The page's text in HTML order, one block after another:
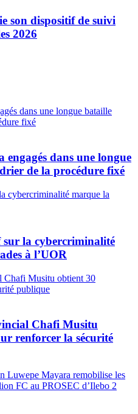
son dispositif de suivi
2026
dans une longue
de la procédure fixé
la cybercriminalité
à l’UOR
Chafi Musitu
renforcer la sécurité